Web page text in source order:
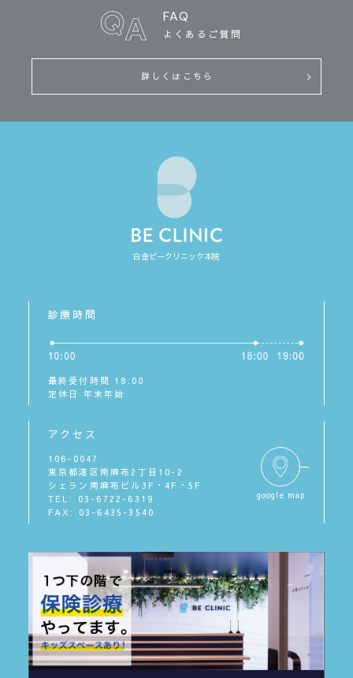
FAQ
よくあるご質問
詳しくはこちら
白金ビークリニック本院
診療時間
最終受付時間 18:00
定休日 年末年始
アクセス
106-0047
東京都港区南麻布2丁目10-2
シェラン南麻布ビル3F・4F・5F
TEL: 03-6722-6319
FAX: 03-6435-3540
google map